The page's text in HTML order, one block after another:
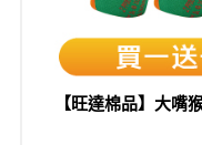
【旺達棉品】大嘴